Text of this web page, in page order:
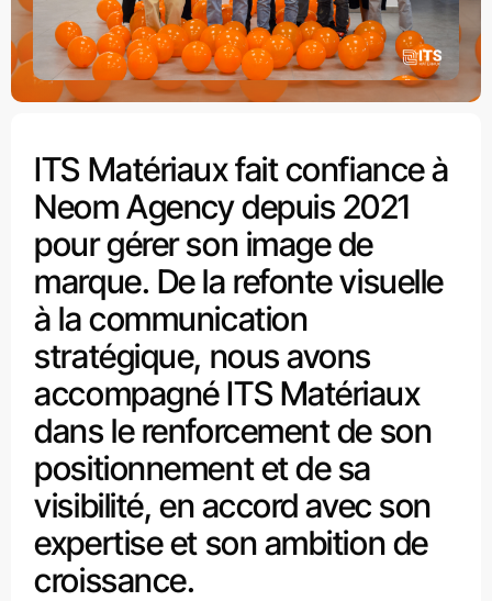
ITS Matériauxfait confiance à
Neom Agencydepuis 2021
pour gérer son image de
marque. De la refonte visuelle
à lacommunication
stratégique, nous avons
accompagné ITS Matériaux
dans lerenforcement de son
positionnement et de sa
visibilité, en accord avec son
expertise et son ambition de
croissance.